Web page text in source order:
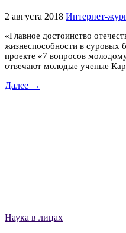
2 августа 2018 Интернет-
«Главное достоинство
жизнеспособности в суровых
проекте «7 вопросов
отвечают молодые ученые
Далее →
Наука в лицах